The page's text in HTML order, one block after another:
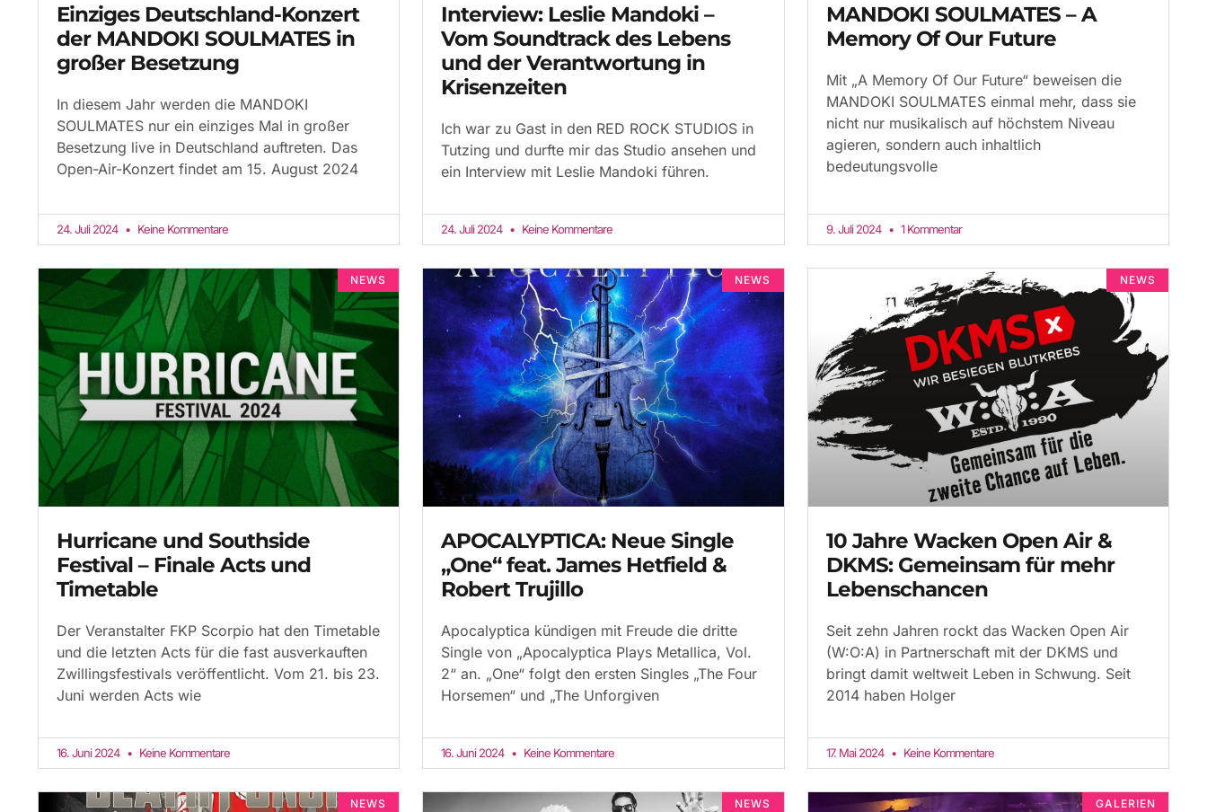
Einziges Deutschland-Konzert
der MANDOKI SOULMATES in
großer Besetzung
In diesem Jahr werden die MANDOKI
SOULMATES nur ein einziges Mal in großer
Besetzung live in Deutschland auftreten. Das
Open-Air-Konzert findet am 15. August 2024
24. Juli 2024 Keine Kommentare
Interview: Leslie Mandoki –
Vom Soundtrack des Lebens
und der Verantwortung in
Krisenzeiten
Ich war zu Gast in den RED ROCK STUDIOS in
Tutzing und durfte mir das Studio ansehen und
ein Interview mit Leslie Mandoki führen.
24. Juli 2024 Keine Kommentare
MANDOKI SOULMATES – A
Memory Of Our Future
Mit „A Memory Of Our Future“ beweisen die
MANDOKI SOULMATES einmal mehr, dass sie
nicht nur musikalisch auf höchstem Niveau
agieren, sondern auch inhaltlich
bedeutungsvolle
9. Juli 2024 1 Kommentar
NEWS
Hurricane und Southside
Festival – Finale Acts und
Timetable
Der Veranstalter FKP Scorpio hat den Timetable
und die letzten Acts für die fast ausverkauften
Zwillingsfestivals veröffentlicht. Vom 21. bis 23.
Juni werden Acts wie
16. Juni 2024 Keine Kommentare
NEWS
APOCALYPTICA: Neue Single
„One“ feat. James Hetfield &
Robert Trujillo
Apocalyptica kündigen mit Freude die dritte
Single von „Apocalyptica Plays Metallica, Vol.
2“ an. „One“ folgt den ersten Singles „The Four
Horsemen“ und „The Unforgiven
16. Juni 2024 Keine Kommentare
NEWS
10 Jahre Wacken Open Air &
DKMS: Gemeinsam für mehr
Lebenschancen
Seit zehn Jahren rockt das Wacken Open Air
(W:O:A) in Partnerschaft mit der DKMS und
bringt damit weltweit Leben in Schwung. Seit
2014 haben Holger
17. Mai 2024 Keine Kommentare
NEWS NEWS GALERIEN